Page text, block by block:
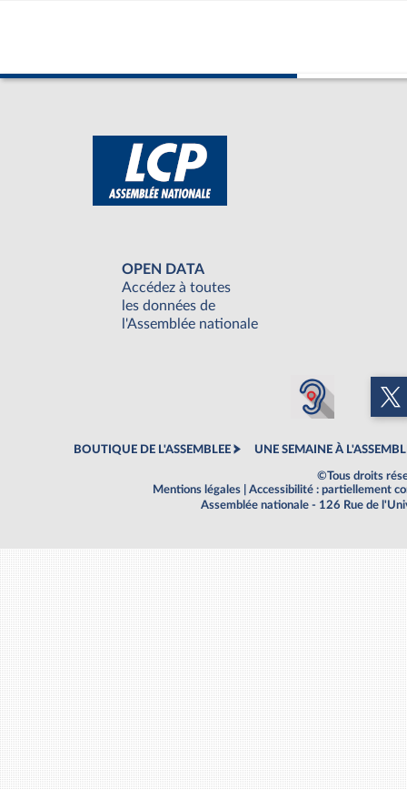
OPEN DATA
Accédez à toutes
les données de
l'Assemblée nationale
BOUTIQUE DE L'ASSEMBLEE UNE SEMAINE À
©Tous droits
Mentions légales
Accessibilité : partiellement
Assemblée nationale - 126 Rue de